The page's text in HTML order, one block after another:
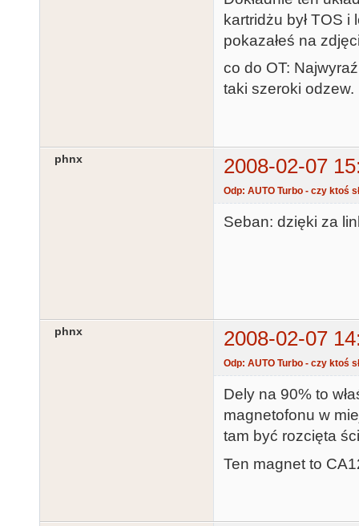
kartridżu był TOS
pokazałeś na
co do OT:
taki szeroki odzew.
phnx 2008-02-07
Odp: AUTO Turbo - czy ktoś
Seban: dzięki za
phnx 2008-02-07
Odp: AUTO Turbo - czy ktoś
Dely na 90% to
magnetofonu w
tam być rozcięta
Ten magnet to